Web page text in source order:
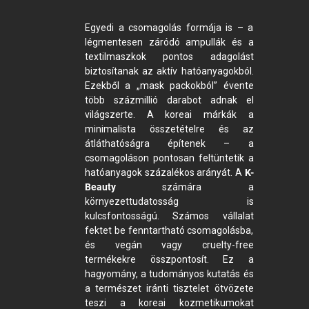
Egyedi a csomagolás formája is – a
légmentesen záródó ampullák és a
textilmaszkok pontos adagolást
biztosítanak az aktív hatóanyagokból.
Ezekből a „mask packokból” évente
több százmillió darabot adnak el
világszerte. A koreai márkák a
minimalista összetételre és az
átláthatóságra építenek – a
csomagoláson pontosan feltüntetik a
hatóanyagok százalékos arányát. A K-
Beauty számára a
környezettudatosság is
kulcsfontosságú. Számos vállalat
fektet be fenntartható csomagolásba,
és vegán vagy cruelty-free
termékekre összpontosít. Ez a
hagyomány, a tudományos kutatás és
a természet iránti tisztelet ötvözete
teszi a koreai kozmetikumokat